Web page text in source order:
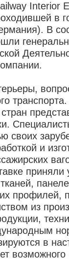
Interior
в
В
своих
и
приняли
профилей,
из
в
возможного